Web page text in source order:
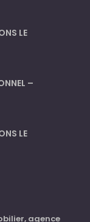
LE
–
LE
agence